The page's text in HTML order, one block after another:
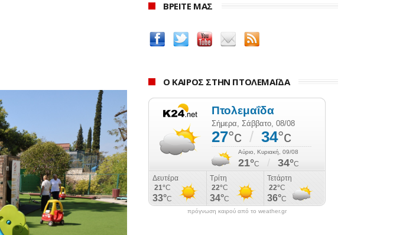
ΒΡΕΙΤΕ ΜΑΣ
Ο ΚΑΙΡΟΣ ΣΤΗΝ ΠΤΟΛΕΜΑΪΔΑ
πρόγνωση καιρού από το weather.gr